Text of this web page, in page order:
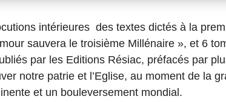
intérieures des textes dictés à la
sauvera le troisième Millénaire », et 6
par les Editions Résiac, préfacés par
notre patrie et l’Eglise, au moment de la
et un bouleversement mondial.